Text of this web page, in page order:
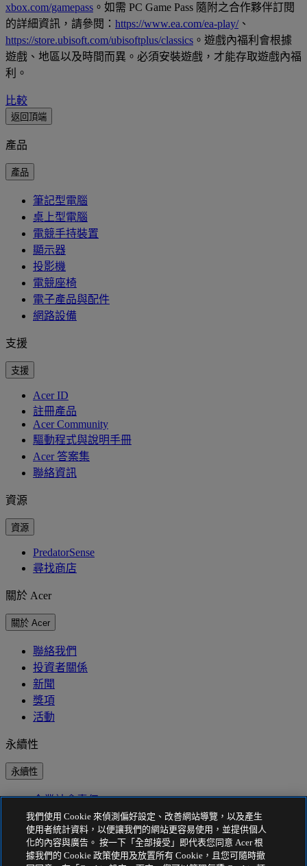
xbox.com/gamepass 。如需 PC Game Pass 隨附之合作夥伴訂閱
的詳細資訊，請參閱： https://www.ea.com/ea-play/、
https://store.ubisoft.com/ubisoftplus/classics 。遊戲內福利會根據
遊戲、地區以及時間而異。必須安裝遊戲，才能存取遊戲內福
利。
比較
返回頂端
產品
產品
筆記型電腦
桌上型電腦
電競手持裝置
顯示器
投影機
電競座椅
電子產品與配件
網路設備
支援
支援
Acer ID
註冊產品
Acer Community
驅動程式與說明手冊
Acer 答案集
聯絡資訊
資源
資源
PredatorSense
尋找商店
關於 Acer
關於 Acer
聯絡我們
投資者關係
新聞
獎項
活動
永續性
永續性
企業社會責任
產品碳足跡
Project Humanity
Earthion
我們使用 Cookie 來偵測偏好設定、改善網站導覽，以及產生
使用者統計資料，以便讓我們的網站更容易使用，並提供個人
化的內容與廣告。 按一下「全部接受」即代表您同意 Acer 根
據我們的 Cookie 政策使用及放置所有 Cookie，且您可隨時撤